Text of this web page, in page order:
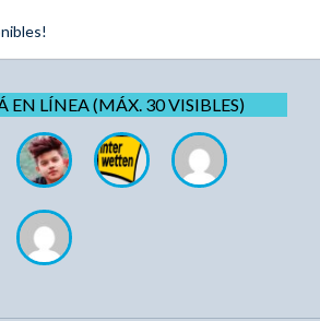
EN LÍNEA (MÁX. 30 VISIBLES)